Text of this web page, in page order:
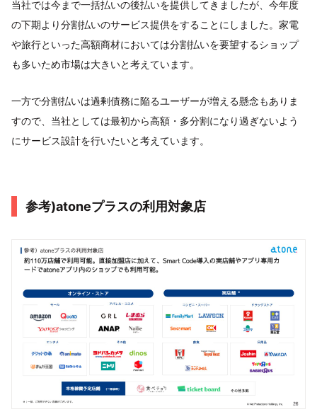
当社では今まで一括払いの後払いを提供してきましたが、今年度
の下期より分割払いのサービス提供をすることにしました。家電
や旅行といった高額商材においては分割払いを要望するショップ
も多いため市場は大きいと考えています。
一方で分割払いは過剰債務に陥るユーザーが増える懸念もありま
すので、当社としては最初から高額・多分割になり過ぎないよう
にサービス設計を行いたいと考えています。
参考)atoneプラスの利用対象店